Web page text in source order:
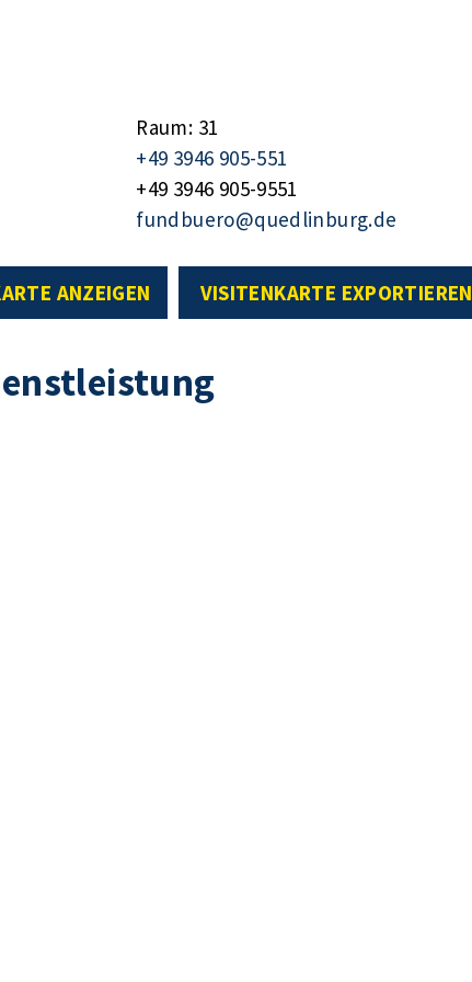
Raum: 31
+49 3946 905-551
+49 3946 905-9551
fundbuero@quedlinburg.de
ANZEIGEN VISITENKARTE EXPORTIEREN